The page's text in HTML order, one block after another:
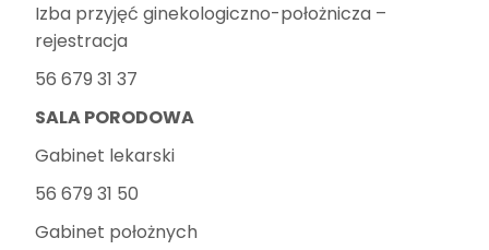
Izba przyjęć ginekologiczno-położnicza –
rejestracja
56 679 31 37
SALA PORODOWA
Gabinet lekarski
56 679 31 50
Gabinet położnych